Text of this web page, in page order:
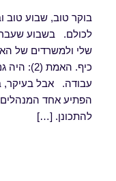
בוקר טוב, שבוע טוב
לכולם. בשבוע שעבר
שלי ולמשרדים של
כיף.
עבודה. אבל בעיקר,
להתכונן. […]